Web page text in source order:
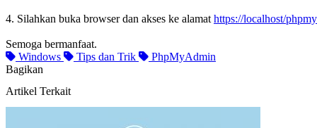
4. Silahkan buka browser dan akses ke alamat https://localhost/
Semoga bermanfaat.
Windows
Tips dan Trik
PhpMyAdmin
Bagikan
Artikel Terkait